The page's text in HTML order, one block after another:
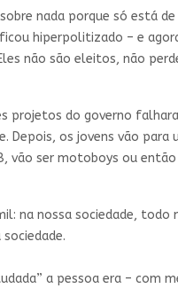
nada porque só está
hiperpolitizado – e
não são eleitos, não
projetos do governo
Depois, os jovens vão para
vão ser motoboys ou
na nossa sociedade,
a pessoa era – com